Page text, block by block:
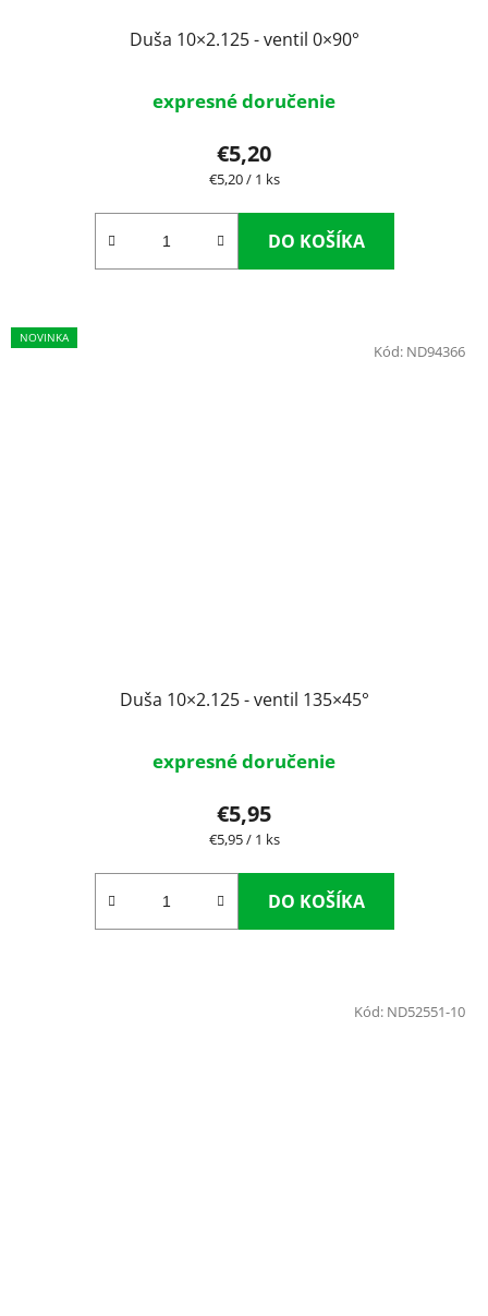
Duša 10×2.125 - ventil 0×90°
expresné doručenie
€5,20
Jednotková
€5,20 / 1 ks
DO KOŠÍKA
NOVINKA
Duša 10×2.125 - ventil 135×45°
expresné doručenie
€5,95
Jednotková
€5,95 / 1 ks
DO KOŠÍKA
Kód: ND94366
Kód: ND52551-10